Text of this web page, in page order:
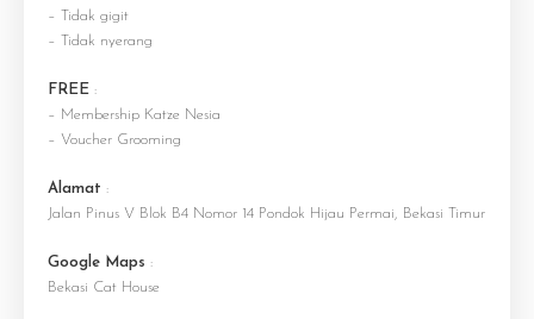
– Tidak gigit
– Tidak nyerang
FREE :
– Membership Katze Nesia
– Voucher Grooming
Alamat :
Jalan Pinus V Blok B4 Nomor 14 Pondok Hijau Permai, Bekasi Timur
Google Maps :
Bekasi Cat House